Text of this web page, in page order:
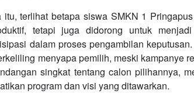
itu, terlihat betapa siswa SMKN 1
tetapi juga didorong untuk
dalam proses pengambilan
menyapa pemilih, meski kampanye
singkat tentang calon pilihannya,
program dan visi yang ditawarkan.